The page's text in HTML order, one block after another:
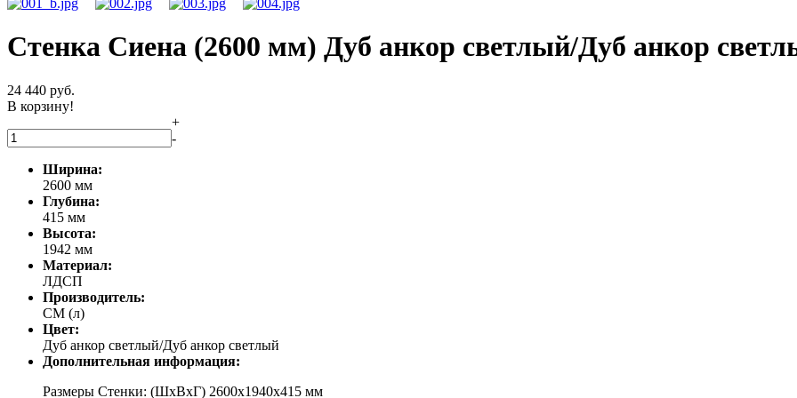
Стенка Сиена (2600 мм) Дуб анкор светлый/Дуб анкор
24 440 руб.
В корзину!
+
-
Ширина:
2600 мм
Глубина:
415 мм
Высота:
1942 мм
Материал:
ЛДСП
Производитель:
СМ (л)
Цвет:
Дуб анкор светлый/Дуб анкор светлый
Дополнительная информация:
Размеры Стенки: (ШхВхГ) 2600х1940х415 мм